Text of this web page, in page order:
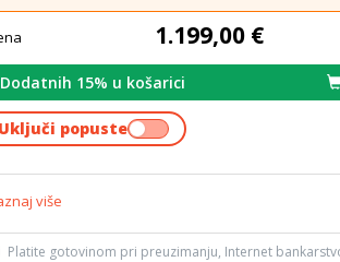
1.199,00 €
Dodatnih 15% u košarici
Uključi popuste
više
Platite gotovinom pri preuzimanju, Internet